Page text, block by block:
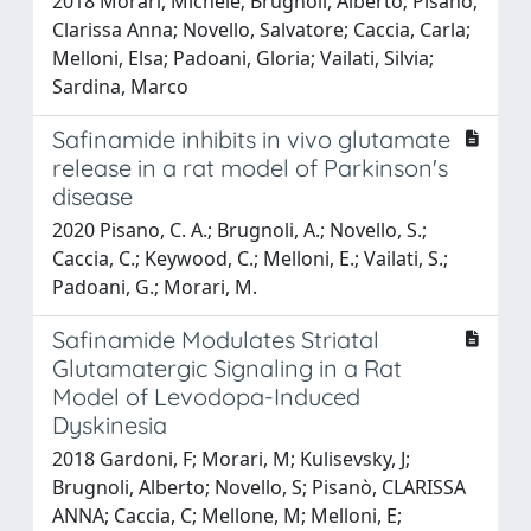
Clarissa Anna; Novello, Salvatore; Caccia, Carla;
Melloni, Elsa; Padoani, Gloria; Vailati, Silvia;
Sardina, Marco
Safinamide inhibits in vivo glutamate
release in a rat model of Parkinson's
disease
2020 Pisano, C. A.; Brugnoli, A.; Novello, S.;
Caccia, C.; Keywood, C.; Melloni, E.; Vailati, S.;
Padoani, G.; Morari, M.
Safinamide Modulates Striatal
Glutamatergic Signaling in a Rat
Model of Levodopa-Induced
Dyskinesia
2018 Gardoni, F; Morari, M; Kulisevsky, J;
Brugnoli, Alberto; Novello, S; Pisanò, CLARISSA
ANNA; Caccia, C; Mellone, M; Melloni, E;